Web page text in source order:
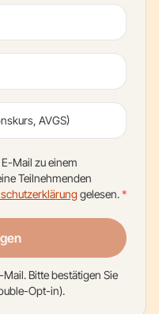
AVGS)
Mail zu einem
Teilnehmenden
gelesen.*
Bitte bestätigen Sie
Opt-in).